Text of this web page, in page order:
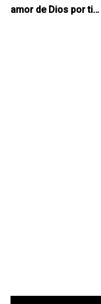
amor de Dios por ti…